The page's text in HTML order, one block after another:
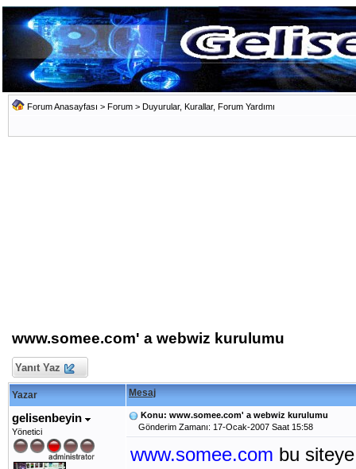
Forum Anasayfası > Forum > Duyurular, Kurallar, Forum Yardımı
www.somee.com' a webwiz kurulumu
Yanıt Yaz
Yazar Mesaj
gelisenbeyin
Yönetici
Konu: www.somee.com' a webwiz kurulumu
Gönderim Zamanı: 17-Ocak-2007 Saat 15:58
www.somee.com bu